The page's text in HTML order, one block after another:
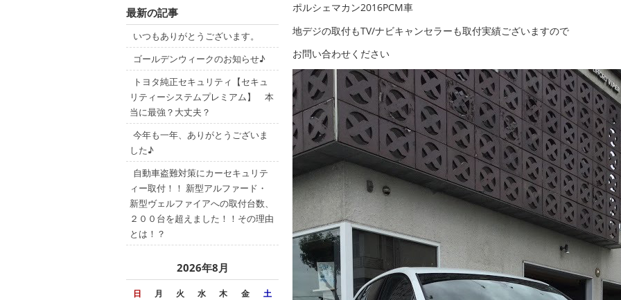
ポルシェマカン2016PCM車
地デジの取付もTV/ナビキャンセラーも取付実績ございますので
お問い合わせください
最新の記事
いつもありがとうございます。
ゴールデンウィークのお知らせ♪
トヨタ純正セキュリティ【セキュ
リティーシステムプレミアム】 本
当に最強？大丈夫？
今年も一年、ありがとうございま
した♪
自動車盗難対策にカーセキュリテ
ィー取付！！ 新型アルファード・
新型ヴェルファイアへの取付台数、
２００台を超えました！！その理由
とは！？
2026年8月
日 月 火 水 木 金 土